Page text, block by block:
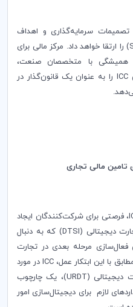
تصمیمات سرمایه‌گذاری و اهداف
) را ارتقا خواهد داد. مرکز مالی برای
با متخصصان صنعت‌،
ICC را به عنوان یک قانون‌گذار در
تامین مالی تجاری
‌، فرصتی برای شرکت‌کنندگان ایجاد
دیجیتالی (DTSI) که به دنبال
فعال‌سازی مرحله بعدی در تجارت
با این ابتکار عمل، ICCدر مورد
دیجیتالی‌(URDT)، یک چارچوب
لازم برای دیجیتال‌‌سازی امور